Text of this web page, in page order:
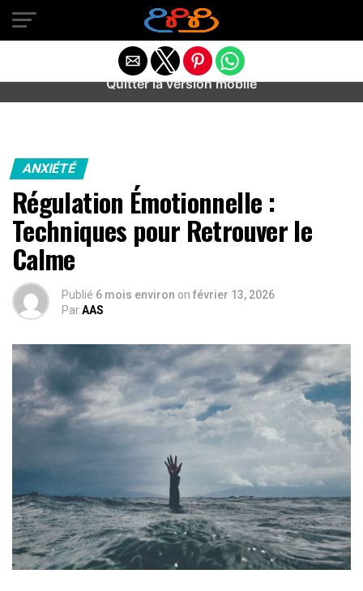
Warning
: preg_match(): Unknown modifier '/' in
/home/u589487443/domains/aideanxietestress.fr/
content/plugins/idev-post-views/includes/class-bots.php
ANXIÉTÉ
Régulation Émotionnelle :
Techniques pour Retrouver le
Calme
Publié 6 mois environ on février 13, 2026
ParAAS
Quitter la version mobile